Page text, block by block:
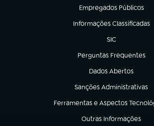
Empregados Públicos
(abre em nova aba)
Informações Classificadas
(abre em nova aba)
SIC
(abre em nova
Perguntas Frequentes
(abre em nova aba)
Dados Abertos
(abre em nova aba)
Sanções Administrativas
(abre em nova aba)
Ferramentas e Aspectos
(abre em nova aba)
Outras Informações
(abre em nova aba)